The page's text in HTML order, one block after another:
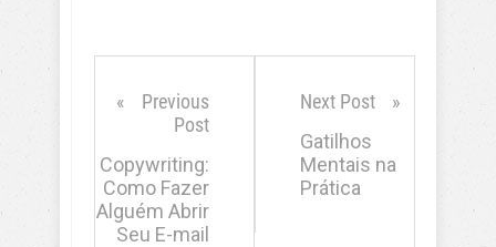
Previous
Post
Copywriting:
Como Fazer
Alguém Abrir
Seu E-mail
Next Post
Gatilhos
Mentais na
Prática